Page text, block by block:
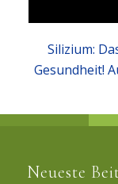
Silizium:
Gesundheit!
Neueste